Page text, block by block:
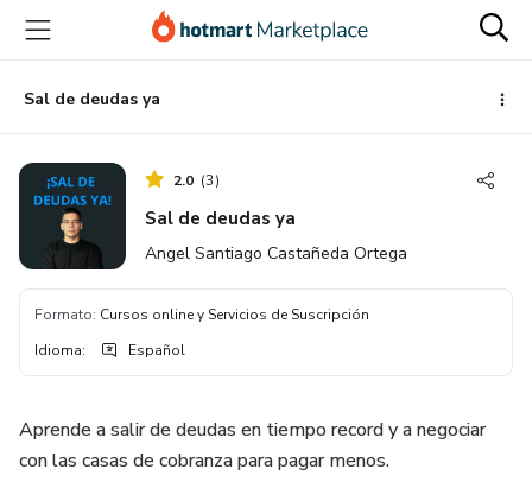
principal
página
de
página
Sal de deudas ya
2.0 (3)
Sal de deudas ya
Angel Santiago Castañeda Ortega
Formato: Cursos online y Servicios de Suscripción
Idioma: Español
Aprende a salir de deudas en tiempo record y a negociar
con las casas de cobranza para pagar menos.